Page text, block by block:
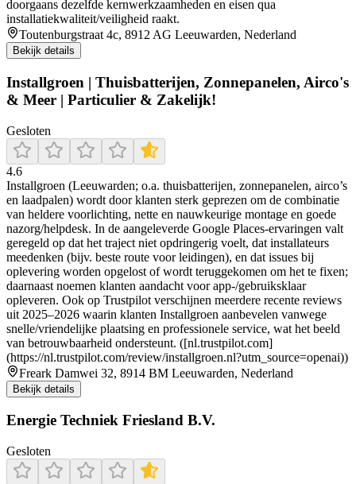
doorgaans dezelfde kernwerkzaamheden en eisen qua
installatiekwaliteit/veiligheid raakt.
Toutenburgstraat 4c, 8912 AG Leeuwarden, Nederland
Bekijk details
Installgroen | Thuisbatterijen, Zonnepanelen, Airco's
& Meer | Particulier & Zakelijk!
Gesloten
4.6
Installgroen (Leeuwarden; o.a. thuisbatterijen, zonnepanelen, airco’s
en laadpalen) wordt door klanten sterk geprezen om de combinatie
van heldere voorlichting, nette en nauwkeurige montage en goede
nazorg/helpdesk. In de aangeleverde Google Places-ervaringen valt
geregeld op dat het traject niet opdringerig voelt, dat installateurs
meedenken (bijv. beste route voor leidingen), en dat issues bij
oplevering worden opgelost of wordt teruggekomen om het te fixen;
daarnaast noemen klanten aandacht voor app-/gebruiksklaar
opleveren. Ook op Trustpilot verschijnen meerdere recente reviews
uit 2025–2026 waarin klanten Installgroen aanbevelen vanwege
snelle/vriendelijke plaatsing en professionele service, wat het beeld
van betrouwbaarheid ondersteunt. ([nl.trustpilot.com]
(https://nl.trustpilot.com/review/installgroen.nl?utm_source=openai))
Freark Damwei 32, 8914 BM Leeuwarden, Nederland
Bekijk details
Energie Techniek Friesland B.V.
Gesloten